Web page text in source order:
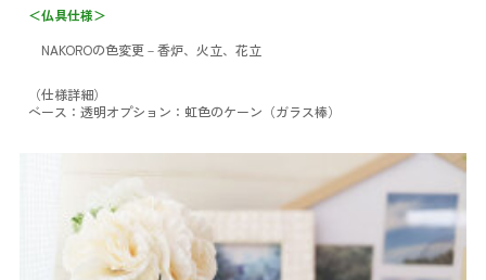
＜仏具仕様＞
NAKOROの色変更－香炉、火立、花立
（仕様詳細）
ベース：透明オプション：虹色のケーン（ガラス棒）